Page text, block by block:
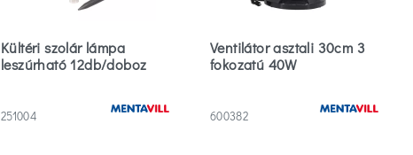
Kültéri szolár lámpa
leszúrható 12db/doboz
251004
Ventilátor asztali 30cm 3
fokozatú 40W
600382